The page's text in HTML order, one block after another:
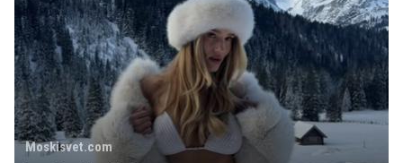
Moskisvet.com